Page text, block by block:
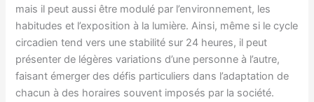
mais il peut aussi être modulé par l’environnement, les
habitudes et l’exposition à la lumière. Ainsi, même si le cycle
circadien tend vers une stabilité sur 24 heures, il peut
présenter de légères variations d’une personne à l’autre,
faisant émerger des défis particuliers dans l’adaptation de
chacun à des horaires souvent imposés par la société.